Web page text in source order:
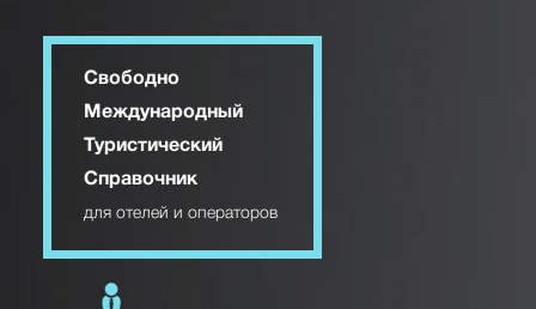
Свободно
Международный
Туристический
Справочник
для отелей и операторов